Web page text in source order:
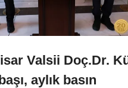
Valsii Doç.Dr.
aylık basın